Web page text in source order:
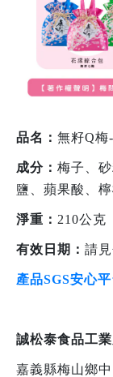
品名： 無籽Q梅
成分： 梅子、
鹽、蘋果酸、
淨重： 210公克
有效日期： 請
產品SGS安心
誠松泰食品工
嘉義縣梅山鄉